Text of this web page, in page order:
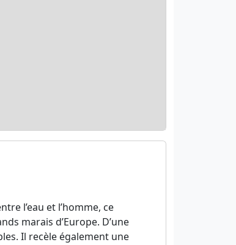
l’eau et l’homme, ce
marais d’Europe. D’une
Il recèle également une